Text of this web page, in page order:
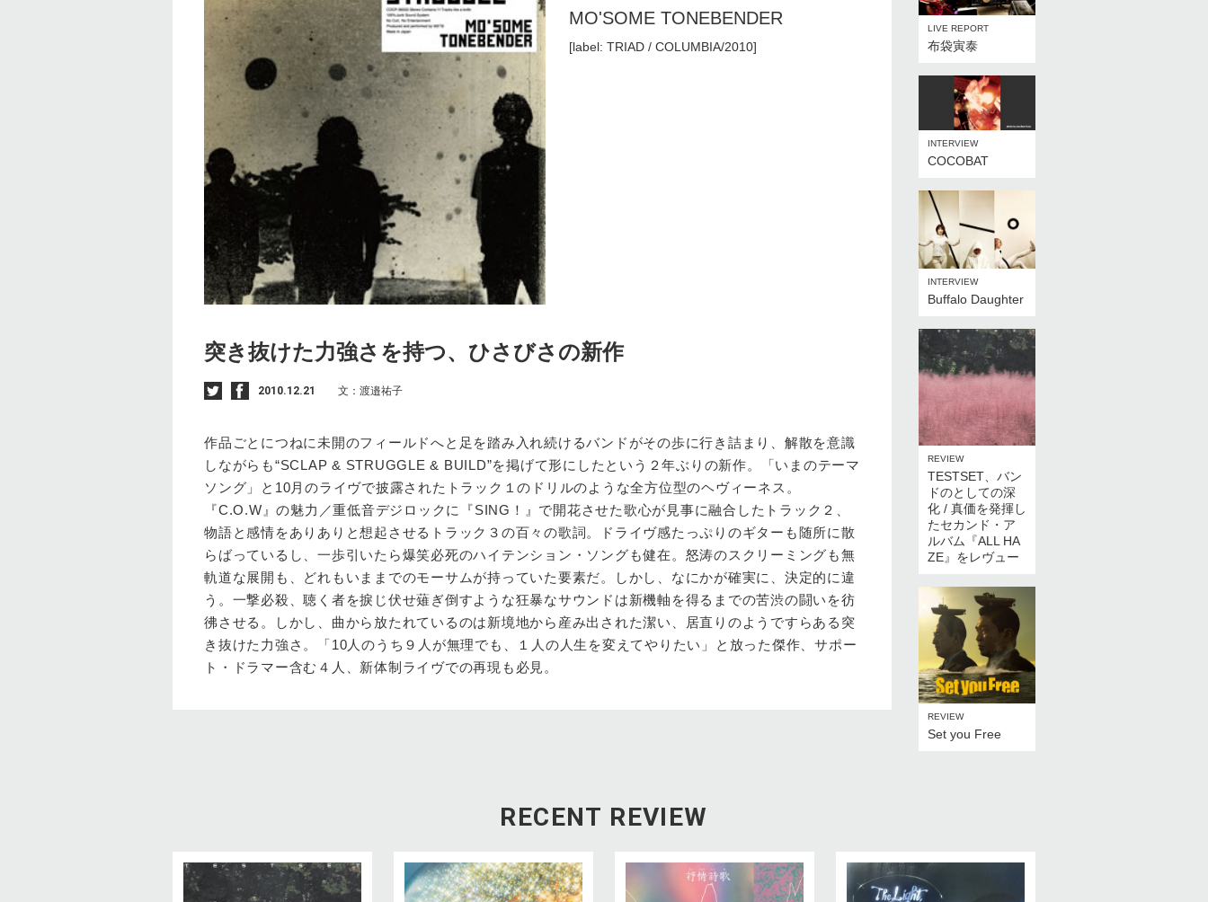
MO'SOME TONEBENDER
[label: TRIAD / COLUMBIA/2010]
突き抜けた力強さを持つ、ひさびさの新作
2010.12.21 文：渡邉祐子
作品ごとにつねに未開のフィールドへと足を踏み入れ続けるバンドがその歩に行き詰まり、解散を意識
しながらも“SCLAP & STRUGGLE & BUILD”を掲げて形にしたという２年ぶりの新作。「いまのテーマ
ソング」と10月のライヴで披露されたトラック１のドリルのような全方位型のヘヴィーネス。
『C.O.W』の魅力／重低音デジロックに『SING！』で開花させた歌心が見事に融合したトラック２、
物語と感情をありありと想起させるトラック３の百々の歌詞。ドライヴ感たっぷりのギターも随所に散
らばっているし、一歩引いたら爆笑必死のハイテンション・ソングも健在。怒涛のスクリーミングも無
軌道な展開も、どれもいままでのモーサムが持っていた要素だ。しかし、なにかが確実に、決定的に違
う。一撃必殺、聴く者を捩じ伏せ薙ぎ倒すような狂暴なサウンドは新機軸を得るまでの苦渋の闘いを彷
彿させる。しかし、曲から放たれているのは新境地から産み出された潔い、居直りのようですらある突
き抜けた力強さ。「10人のうち９人が無理でも、１人の人生を変えてやりたい」と放った傑作、サポー
ト・ドラマー含む４人、新体制ライヴでの再現も必見。
LIVE REPORT
布袋寅泰
INTERVIEW
COCOBAT
INTERVIEW
Buffalo Daughter
REVIEW
TESTSET、バン
ドのとしての深
化 / 真価を発揮し
たセカンド・ア
ルバム『ALL HA
ZE』をレヴュー
REVIEW
Set you Free
RECENT REVIEW